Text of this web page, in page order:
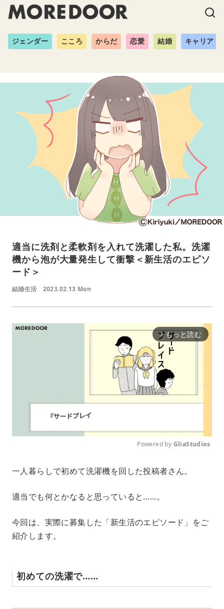
ジェンダー こころ からだ 恋愛 結婚 キャリア
適当に洗剤と柔軟剤を入れて洗濯した私。洗濯
機から泡が大量発生して衝撃＜新生活のエピソ
ード＞
結婚生活 2023.02.13 Mon
arrow_forward_ios もっと読む
u
Powered by GliaStudios
一人暮らしで初めて洗濯機を回した投稿者さん。
適当でも何とかなると思っていると……。
今回は、実際に募集した「新生活のエピソード」をご
紹介します。
初めての洗濯で……